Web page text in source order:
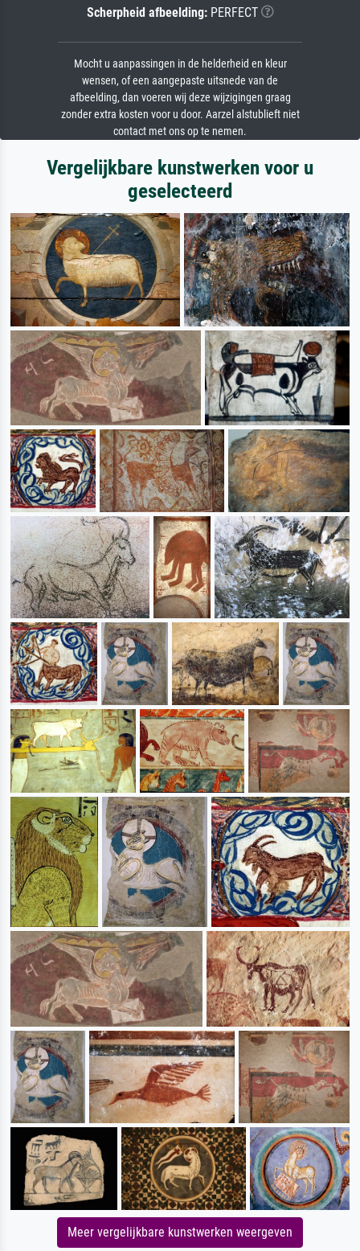
Scherpheid afbeelding:PERFECT
Mocht u aanpassingen in de helderheid en kleur
wensen, of een aangepaste uitsnede van de
afbeelding, dan voeren wij deze wijzigingen graag
zonder extra kosten voor u door. Aarzel alstublieft niet
contact met ons op te nemen.
Vergelijkbare kunstwerken voor u
geselecteerd
Meer vergelijkbare kunstwerken weergeven